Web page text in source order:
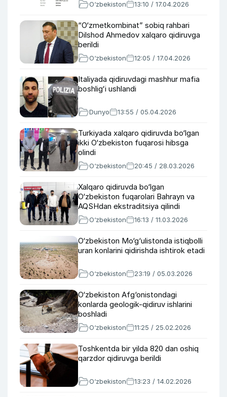
O‘zbekiston 13:10 / 17.04.2026
“O‘zmetkombinat” sobiq rahbari
Dilshod Ahmedov xalqaro qidiruvga
berildi
O‘zbekiston 12:05 / 17.04.2026
Italiyada qidiruvdagi mashhur mafia
boshligʻi ushlandi
Dunyo 13:55 / 05.04.2026
Turkiyada xalqaro qidiruvda bo‘lgan
ikki O‘zbekiston fuqarosi hibsga
olindi
O‘zbekiston 20:45 / 28.03.2026
Xalqaro qidiruvda bo‘lgan
O‘zbekiston fuqarolari Bahrayn va
AQSHdan ekstraditsiya qilindi
O‘zbekiston 16:13 / 11.03.2026
O‘zbekiston Mo‘g‘ulistonda istiqbolli
uran konlarini qidirishda ishtirok etadi
O‘zbekiston 23:19 / 05.03.2026
O‘zbekiston Afg‘onistondagi
konlarda geologik-qidiruv ishlarini
boshladi
O‘zbekiston 11:25 / 25.02.2026
Toshkentda bir yilda 820 dan oshiq
qarzdor qidiruvga berildi
O‘zbekiston 13:23 / 14.02.2026